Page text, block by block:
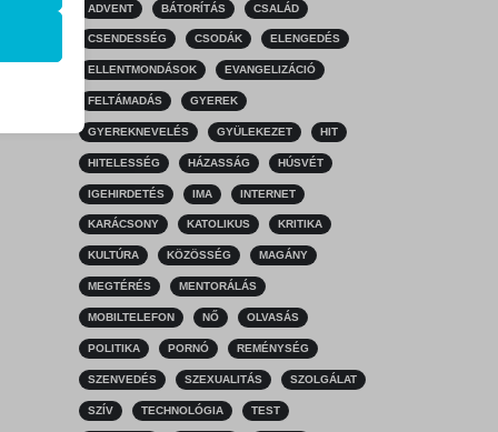
ADVENT BÁTORÍTÁS CSALÁD
CSENDESSÉG CSODÁK ELENGEDÉS
ELLENTMONDÁSOK EVANGELIZÁCIÓ
FELTÁMADÁS GYEREK
GYEREKNEVELÉS GYÜLEKEZET HIT
HITELESSÉG HÁZASSÁG HÚSVÉT
IGEHIRDETÉS IMA INTERNET
KARÁCSONY KATOLIKUS KRITIKA
KULTÚRA KÖZÖSSÉG MAGÁNY
MEGTÉRÉS MENTORÁLÁS
MOBILTELEFON NŐ OLVASÁS
POLITIKA PORNÓ REMÉNYSÉG
SZENVEDÉS SZEXUALITÁS SZOLGÁLAT
SZÍV TECHNOLÓGIA TEST